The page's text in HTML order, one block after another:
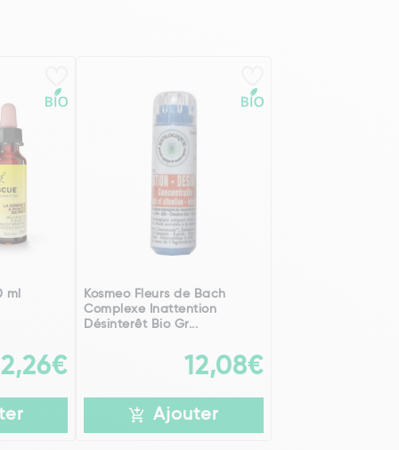
ml
Kosmeo Fleurs de Bach
Complexe Inattention
Désinterêt Bio Gr...
12,08€
Ajouter